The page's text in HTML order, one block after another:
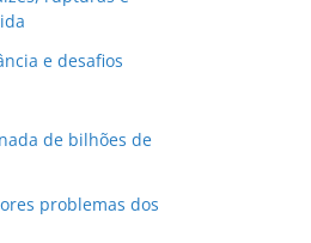
e desafios
de bilhões de
problemas dos